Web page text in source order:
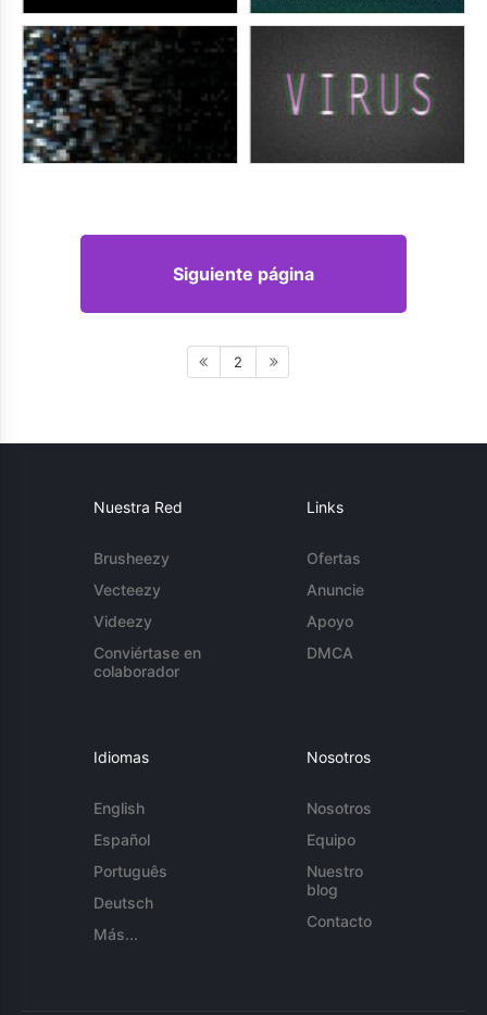
Siguiente página
2
Nuestra Red
Brusheezy
Vecteezy
Videezy
Conviértase en
colaborador
Links
Ofertas
Anuncie
Apoyo
DMCA
Idiomas
English
Español
Português
Deutsch
Más...
Nosotros
Nosotros
Equipo
Nuestro
blog
Contacto